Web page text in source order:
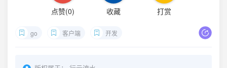
点赞(0) 收藏 打赏
go 客户端 开发